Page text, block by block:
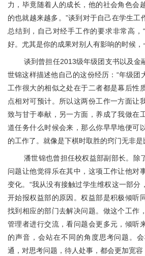
力，毕竟随着人的成长，他的社会角色会
的也就越来越多。”谈到对于自己在学生工
总结到，自己对经手工作的要求非常高，
好。尤其是你的成果对别人有影响的时候
谈到曾担任2013级年级团支书以及金
世锦这样描述他自己的这份经历：“年级团
工作很大的相似之处在于二者都是幕后性
点相对可预计。所以这两份工作一方面让
致与甘于奉献，另一方面，养成了我做在
道任务什么时候会来，那么你早早地便可
的工作了。就像是下棋时取胜的窍门无非是
潘世锦也曾担任校权益部副部长。除
问题让他觉得乐在其中，这项工作让他对
变化。“我从没有接触过学生维权这一部分
开始报权益部的原因。权益部是积极倾听
找到相应的部门去解决问题。做这个工作
管理者进行交流，看问题会更多元，倾听
的声音，会站在不同的角度思考问题。
通，对思考问题，待人处事，都会更加宽容